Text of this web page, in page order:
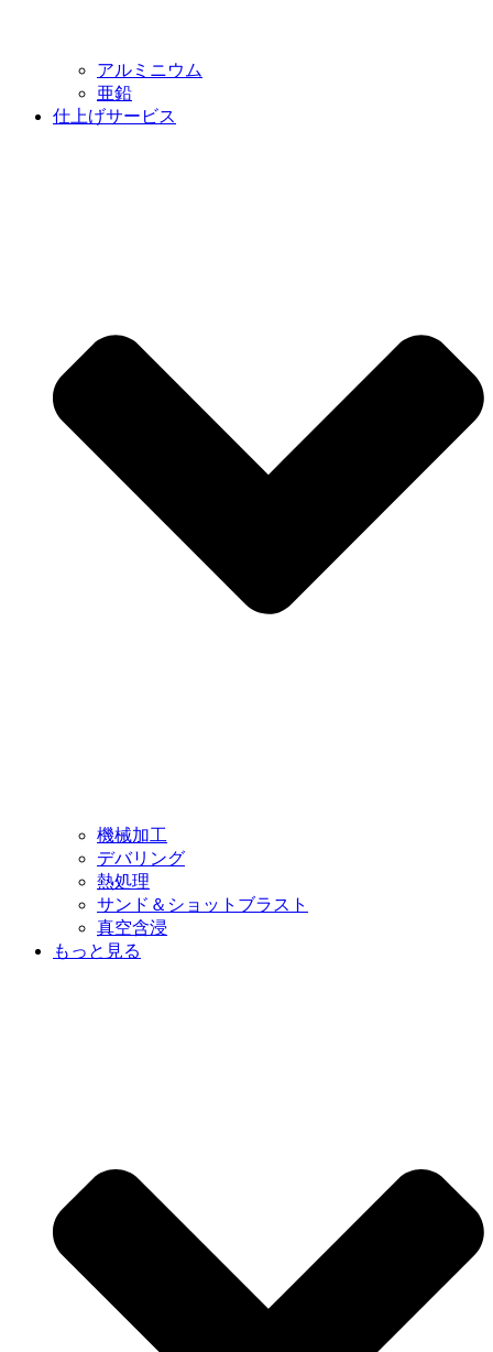
アルミニウム
亜鉛
仕上げサービス
機械加工
デバリング
熱処理
サンド＆ショットブラスト
真空含浸
もっと見る